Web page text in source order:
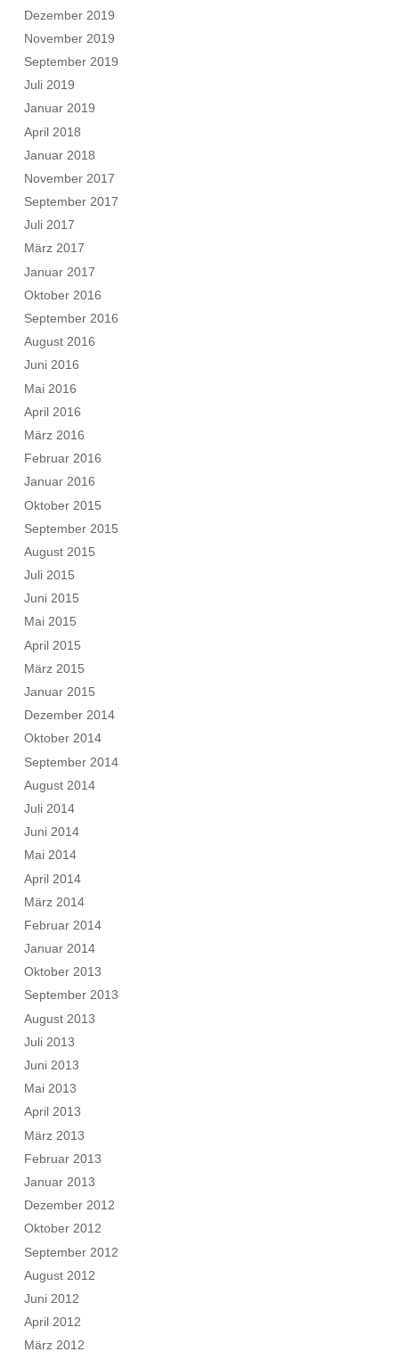
Dezember 2019
November 2019
September 2019
Juli 2019
Januar 2019
April 2018
Januar 2018
November 2017
September 2017
Juli 2017
März 2017
Januar 2017
Oktober 2016
September 2016
August 2016
Juni 2016
Mai 2016
April 2016
März 2016
Februar 2016
Januar 2016
Oktober 2015
September 2015
August 2015
Juli 2015
Juni 2015
Mai 2015
April 2015
März 2015
Januar 2015
Dezember 2014
Oktober 2014
September 2014
August 2014
Juli 2014
Juni 2014
Mai 2014
April 2014
März 2014
Februar 2014
Januar 2014
Oktober 2013
September 2013
August 2013
Juli 2013
Juni 2013
Mai 2013
April 2013
März 2013
Februar 2013
Januar 2013
Dezember 2012
Oktober 2012
September 2012
August 2012
Juni 2012
April 2012
März 2012